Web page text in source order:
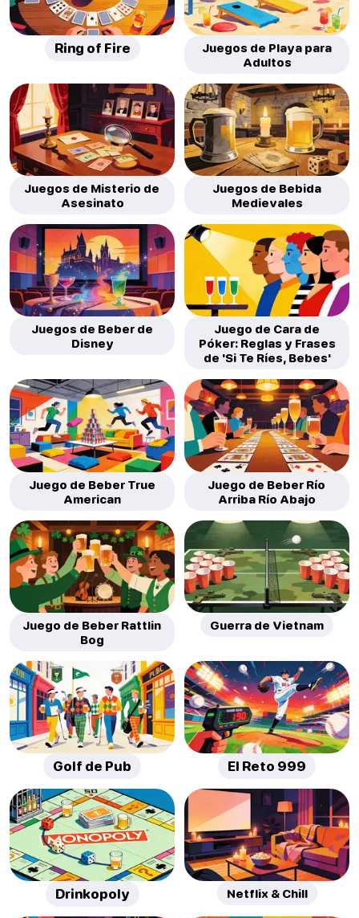
Ring of Fire
Juegos de Playa para
Adultos
Juegos de Misterio de
Asesinato
Juegos de Bebida
Medievales
Juegos de Beber de
Disney
Juego de Cara de
Póker: Reglas y Frases
de 'Si Te Ríes, Bebes'
Juego de Beber True
American
Juego de Beber Río
Arriba Río Abajo
Juego de Beber Rattlin
Bog
Guerra de Vietnam
Golf de Pub El Reto 999
Drinkopoly Netflix & Chill